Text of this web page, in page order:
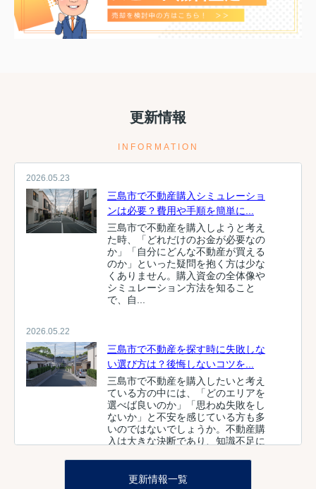
更新情報
INFORMATION
2026.05.23
三島市で不動産購入シミュレーショ
ンは必要？費用や手順を簡単に...
三島市で不動産を購入しようと考え
た時、「どれだけのお金が必要なの
か」「自分にどんな不動産が買える
のか」といった疑問を抱く方は少な
くありません。購入資金の全体像や
シミュレーション方法を知ること
で、自...
2026.05.22
三島市で不動産を探す時に失敗しな
い選び方は？後悔しないコツを...
三島市で不動産を購入したいと考え
ている方の中には、「どのエリアを
選べば良いのか」「思わぬ失敗をし
ないか」と不安を感じている方も多
いのではないでしょうか。不動産購
入は大きな決断であり、知識不足に
更新情報一覧